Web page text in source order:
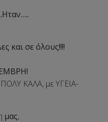
και σε όλους!!!!
ΚΑΛΑ, με ΥΓΕΙΑ-
μας,